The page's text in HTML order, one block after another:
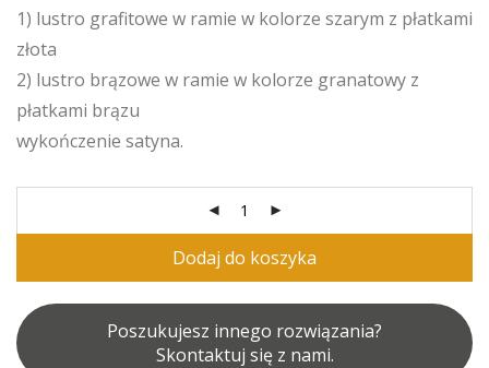
1) lustro grafitowe w ramie w kolorze szarym z płatkami
złota
2) lustro brązowe w ramie w kolorze granatowy z
płatkami brązu
wykończenie satyna.
Dodaj do koszyka
Poszukujesz innego rozwiązania?
Skontaktuj się z nami.